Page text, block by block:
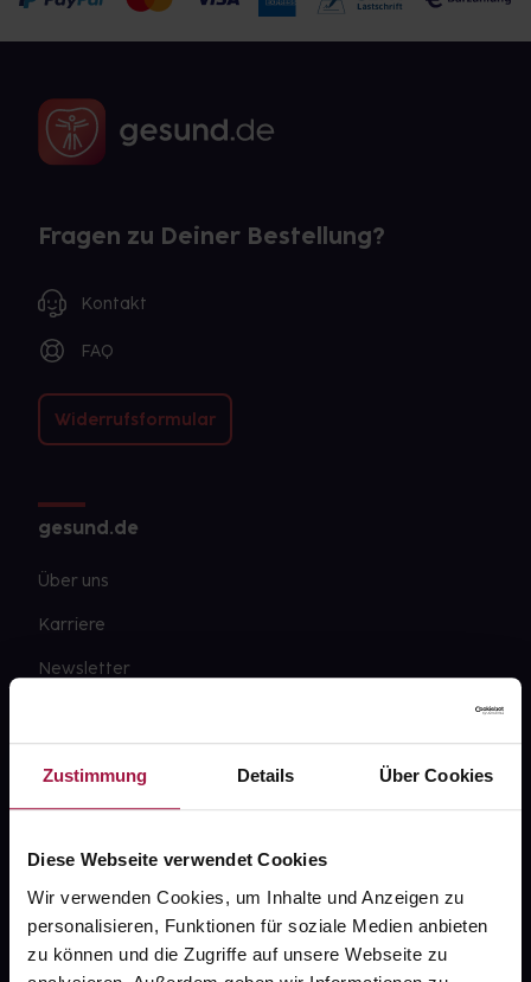
Zustimmung Details Über Cookies
Diese Webseite verwendet Cookies
Wir verwenden Cookies, um Inhalte und Anzeigen zu
personalisieren, Funktionen für soziale Medien anbieten
zu können und die Zugriffe auf unsere Webseite zu
Fragen zu Deiner Bestellung?
Kontakt
FAQ
Widerrufsformular
gesund.de
Über uns
Karriere
Newsletter
Datenschutz
AGB
Impressum